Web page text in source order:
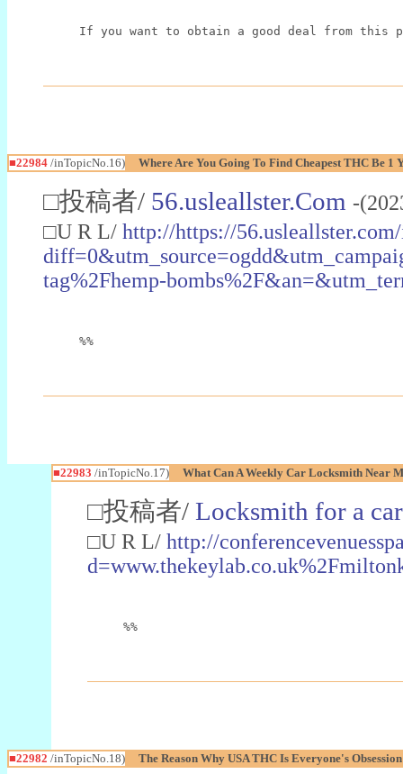
If you want to obtain a good deal from this
■22984 /inTopicNo.16) Where Are You Going To Find Cheapest THC Be 1
□投稿者/ 56.usleallster.Com -
□U R L/ http://https://
tag%2Fhemp-
%%
■22983 /inTopicNo.17) What Can A Weekly Car Locksmith Near
□投稿者/ Locksmith for a car
□U R L/ http://
%%
■22982 /inTopicNo.18) The Reason Why USA THC Is Everyone's